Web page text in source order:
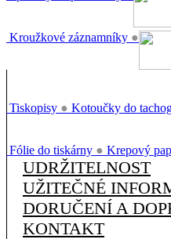
Kroužkové záznamníky ●
Tiskopisy ● Kotoučky do
Fólie do tiskárny ● Krepový
UDRŽITELNOST
UŽITEČNÉ
DORUČENÍ A
KONTAKT